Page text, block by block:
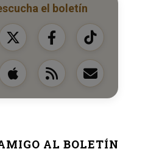
el boletín
AL BOLETÍN